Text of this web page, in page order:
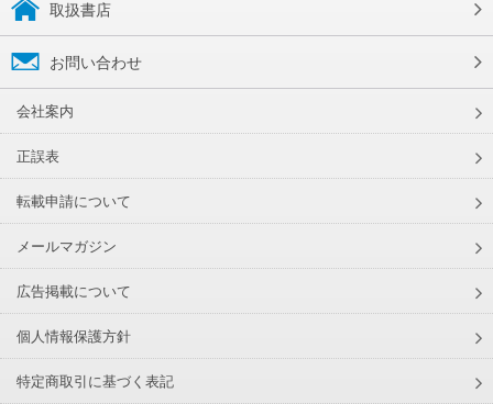
取扱書店
お問い合わせ
会社案内
正誤表
転載申請について
メールマガジン
広告掲載について
個人情報保護方針
特定商取引に基づく表記